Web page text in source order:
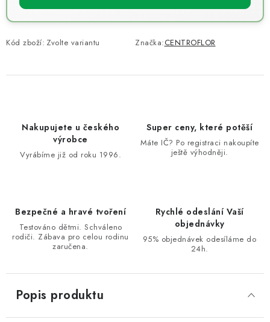
Kód zboží: Zvolte variantu Značka:CENTROFLOR
Nakupujete u českého
výrobce
Vyrábíme již od roku 1996.
Super ceny, které potěší
Máte IČ? Po registraci nakoupíte
ještě výhodněji.
Bezpečné a hravé tvoření
Testováno dětmi. Schváleno
rodiči. Zábava pro celou rodinu
zaručena.
Rychlé odeslání Vaší
objednávky
95% objednávek odesíláme do
24h.
Popis produktu